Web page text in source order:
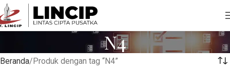
N4
Beranda Produk dengan tag “N4”